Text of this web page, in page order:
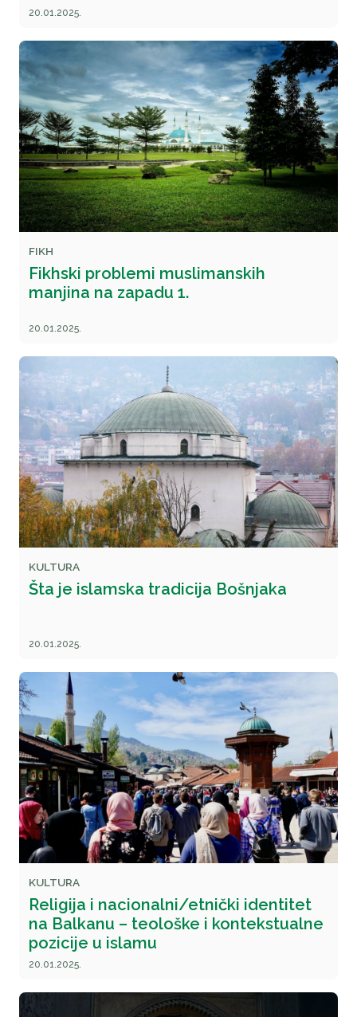
20.01.2025.
FIKH
Fikhski problemi muslimanskih
manjina na zapadu 1.
20.01.2025.
KULTURA
Šta je islamska tradicija Bošnjaka
20.01.2025.
KULTURA
Religija i nacionalni/etnički identitet
na Balkanu – teološke i kontekstualne
pozicije u islamu
20.01.2025.